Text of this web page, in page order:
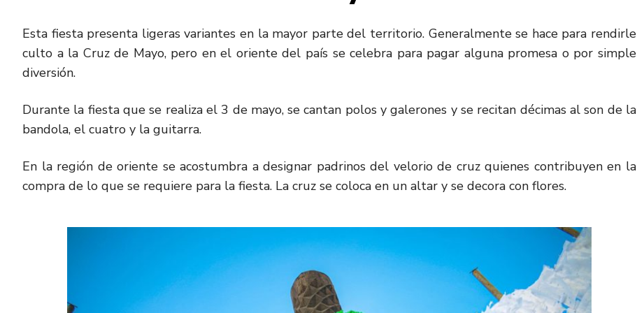
Esta fiesta presenta ligeras variantes en la mayor parte del territorio. Generalmente se hace para rendirle
culto a la Cruz de Mayo, pero en el oriente del país se celebra para pagar alguna promesa o por simple
diversión.
Durante la fiesta que se realiza el 3 de mayo, se cantan polos y galerones y se recitan décimas al son de la
bandola, el cuatro y la guitarra.
En la región de oriente se acostumbra a designar padrinos del velorio de cruz quienes contribuyen en la
compra de lo que se requiere para la fiesta. La cruz se coloca en un altar y se decora con flores.